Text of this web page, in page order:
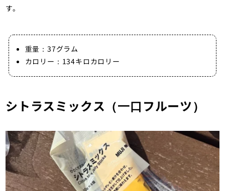
す。
重量：37グラム
カロリー：134キロカロリー
シトラスミックス（一口フルーツ）